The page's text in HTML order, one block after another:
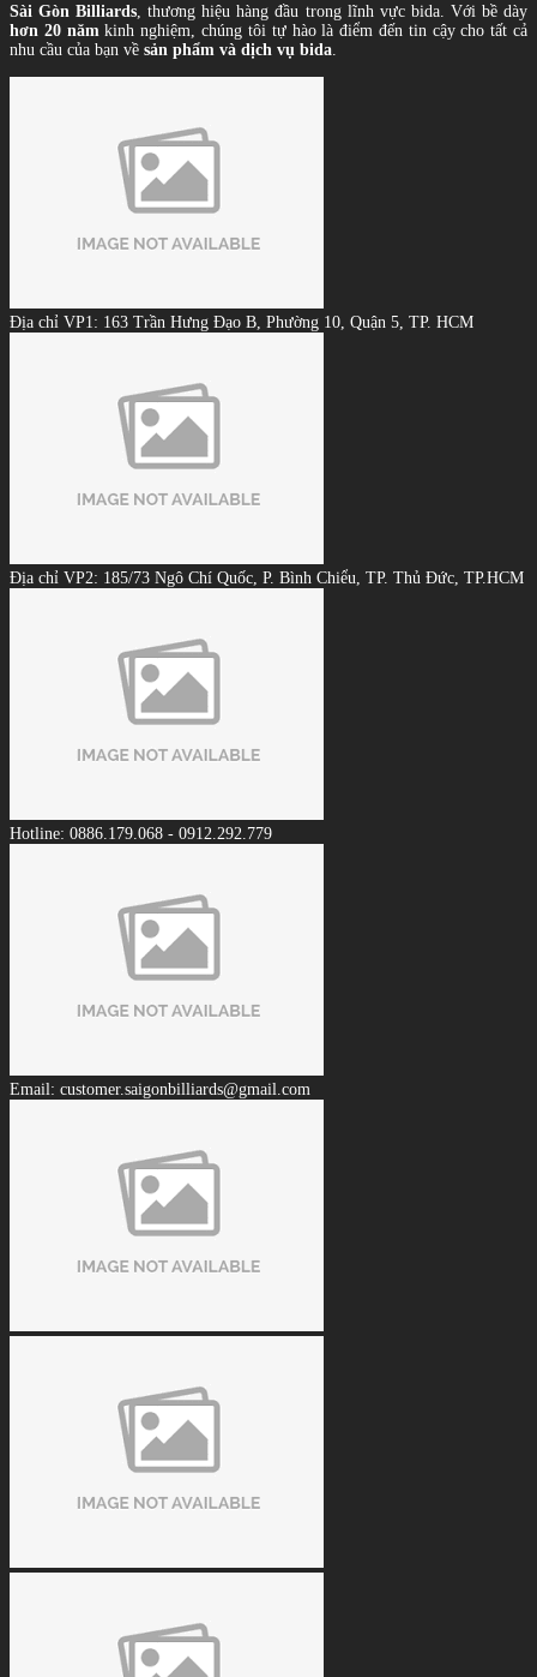
Sài Gòn Billiards , thương hiệu hàng đầu trong lĩnh vực bida. Với bề dày
hơn 20 năm kinh nghiệm, chúng tôi tự hào là điểm đến tin cậy cho tất cả
nhu cầu của bạn về sản phẩm và dịch vụ bida
Địa chỉ VP1: 163 Trần Hưng Đạo B, Phường 10, Quận 5, TP. HCM
Địa chỉ VP2: 185/73 Ngô Chí Quốc, P. Bình Chiểu, TP. Thủ Đức, TP.HCM
Hotline: 0886.179.068 - 0912.292.779
Email: customer.saigonbilliards@gmail.com